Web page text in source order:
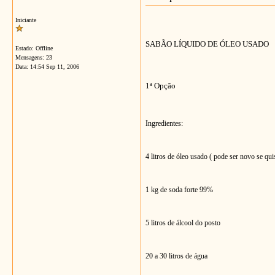
Iniciante
Estado: Offline
Mensagens: 23
Data: 14:54 Sep 11, 2006
SABÃO LÍQUIDO DE ÓLEO USADO
1ª Opção
Ingredientes:
4 litros de óleo usado ( pode ser novo se
1 kg de soda forte 99%
5 litros de álcool do posto
20 a 30 litros de água